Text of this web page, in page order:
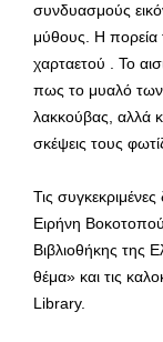
συνδυασμούς
μύθους. Η πορεία
χαρταετού . Το
πως το μυαλό των
λακκούβας, αλλά
σκέψεις τους
Τις
Ειρήνη
Βιβλιοθήκης της
θέμα» και τις
Library.